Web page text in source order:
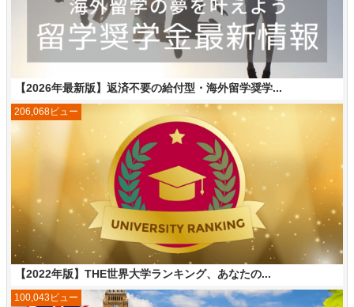
【2026年最新版】返済不要の給付型・海外留学奨学...
【2022年版】THE世界大学ランキング、あなたの...
206,068ビュー
100,043ビュー